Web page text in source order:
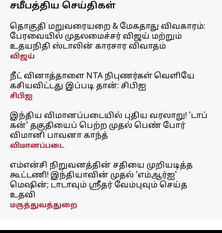
சமீபத்திய செய்திகள்
தொகுதி மறுவரையறை & மேகதாது விவகாரம்:
பேரவையில் முதலமைச்சர் விஜய் மற்றும்
உதயநிதி ஸ்டாலின் காரசார விவாதம்
விஜய்
நீட் வினாத்தாளை NTA நிபுணர்கள் வெளியே
கசியவிட்டது இப்படி தான்: சிபிஐ
சிபிஐ
இந்திய விமானப்படையில் புதிய வரலாறு! 'டாப்
கன்' தகுதியைப் பெற்ற முதல் பெண் போர்
விமானி பாவனா காந்த்
விமானப்படை
எம்என்சி நிறுவனத்தின் சதியை முறியடித்த
கூட்டணி! இந்தியாவின் முதல் 'எம்ஆர்ஐ'
மெஷின்; டாடாவும் ஸ்ரீதர் வேம்புவும் செய்த
உதவி
மருத்துவத்துறை